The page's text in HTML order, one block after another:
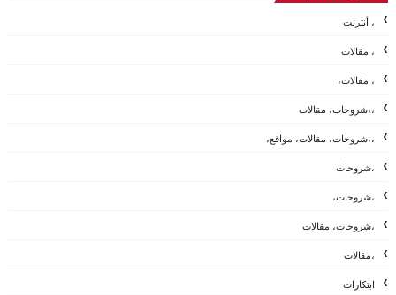
، أنترنت
، مقالات
، مقالات،
،،شروحات، مقالات
،،شروحات، مقالات، مواقع،
،شروحات
،شروحات،
،شروحات، مقالات
،مقالات
ابتكارات